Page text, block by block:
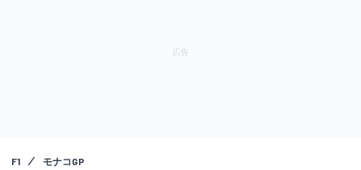
F1 モナコGP